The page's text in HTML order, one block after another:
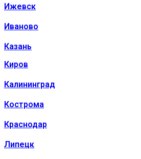
Ижевск
Иваново
Казань
Киров
Калининград
Кострома
Краснодар
Липецк